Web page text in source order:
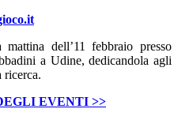
dell’11 febbraio presso
a Udine, dedicandola agli
ricerca.
EVENTI >>